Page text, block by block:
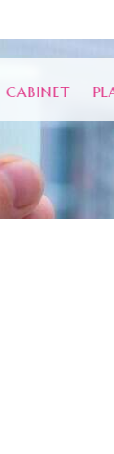
CABINET